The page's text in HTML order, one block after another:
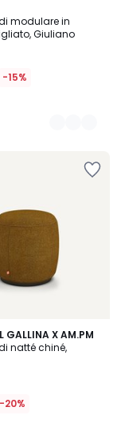
modulare in
Giuliano
-15%
GALLINA X AM.PM
natté chiné,
-20%